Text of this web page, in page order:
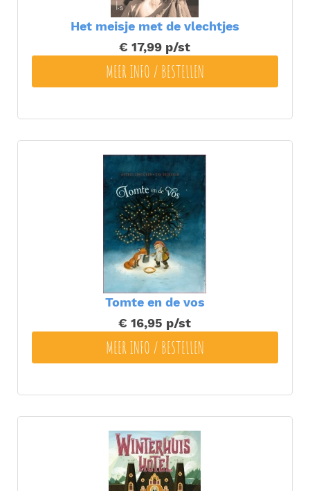
Het meisje met de vlechtjes
€ 17,99 p/st
MEER INFO / BESTELLEN
Tomte en de vos
€ 16,95 p/st
MEER INFO / BESTELLEN